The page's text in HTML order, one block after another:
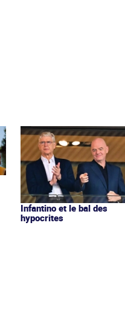
Infantino et le bal des
hypocrites